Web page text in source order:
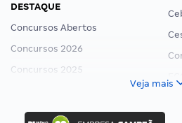
DESTAQUE
Concursos Abertos
Concursos 2026
Concursos 2025
Concurso Nacional Unificado
Concurso Ibama
Veja mais